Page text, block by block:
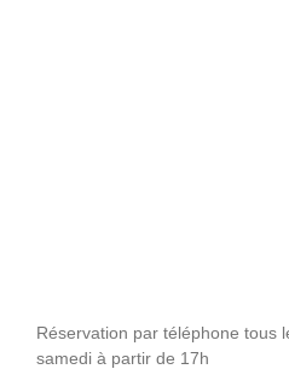
Réservation par téléphone tous
samedi à partir de 17h